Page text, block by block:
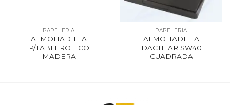
PAPELERIA
ALMOHADILLA
P/TABLERO ECO
MADERA
PAPELERIA
ALMOHADILLA
DACTILAR SW40
CUADRADA